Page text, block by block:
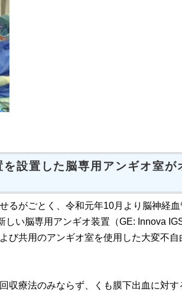
設置した脳専用アンギオ室が
がごとく、令和元年10月より脳神経血
い脳専用アンギオ装置（GE: Innova
び共用のアンギオ室を使用した大変不自
療法のみならず、くも膜下出血に対す